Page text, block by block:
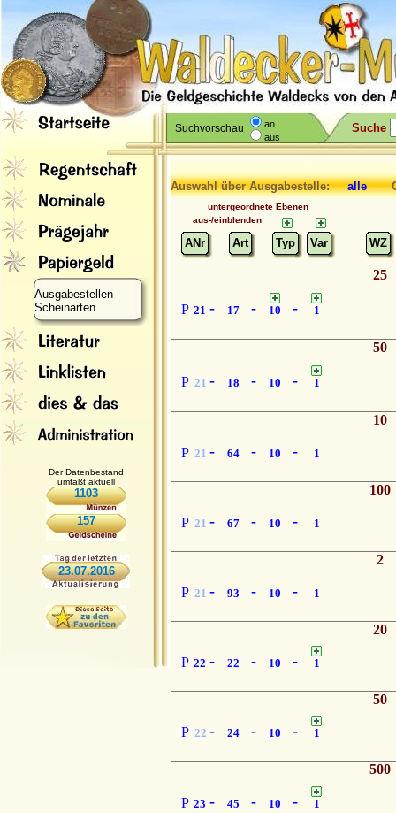
Suchvorschau
an
aus
Suche
Ausgabestellen
Scheinarten
Der Datenbestand
umfaßt aktuell
1103
157
23.07.2016
Auswahl über Ausgabestelle:alle
untergeordnete Ebenen
aus-/einblenden
ANr Art Typ Var WZ
P 21 - 17 - 10 - 1
25
P 21 - 18 - 10 - 1
50
P 21 - 64 - 10 - 1
10
P 21 - 67 - 10 - 1
100
P 21 - 93 - 10 - 1
2
P 22 - 22 - 10 - 1
20
P 22 - 24 - 10 - 1
50
P 23 - 45 - 10 - 1
500